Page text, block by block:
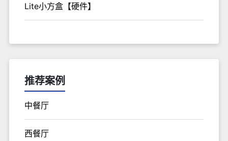
Lite小方盒【硬件】
推荐案例
中餐厅
西餐厅